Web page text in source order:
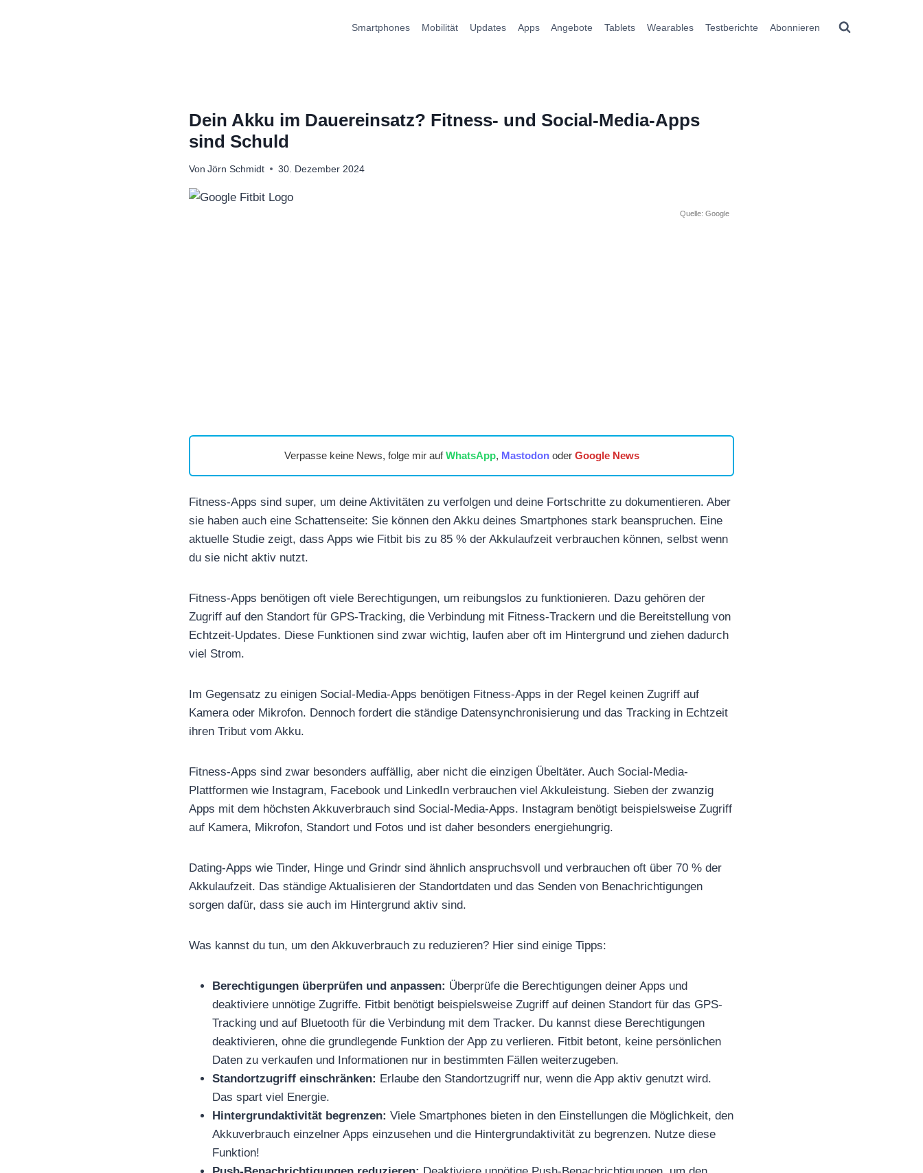
Smartphones Mobilität Updates Apps Angebote Tablets Wearables Testberichte Abonnieren
Dein Akku im Dauereinsatz? Fitness- und Social-Media-Apps
sind Schuld
Von Jörn Schmidt 30. Dezember 2024
Quelle: Google
Verpasse keine News, folge mir aufWhatsApp, Mastodonoder Google News
Fitness-Apps sind super, um deine Aktivitäten zu verfolgen und deine Fortschritte zu dokumentieren. Aber
sie haben auch eine Schattenseite: Sie können den Akku deines Smartphones stark beanspruchen. Eine
aktuelle Studie zeigt, dass Apps wie Fitbit bis zu 85 % der Akkulaufzeit verbrauchen können, selbst wenn
du sie nicht aktiv nutzt.
Fitness-Apps benötigen oft viele Berechtigungen, um reibungslos zu funktionieren. Dazu gehören der
Zugriff auf den Standort für GPS-Tracking, die Verbindung mit Fitness-Trackern und die Bereitstellung von
Echtzeit-Updates. Diese Funktionen sind zwar wichtig, laufen aber oft im Hintergrund und ziehen dadurch
viel Strom.
Im Gegensatz zu einigen Social-Media-Apps benötigen Fitness-Apps in der Regel keinen Zugriff auf
Kamera oder Mikrofon. Dennoch fordert die ständige Datensynchronisierung und das Tracking in Echtzeit
ihren Tribut vom Akku.
Fitness-Apps sind zwar besonders auffällig, aber nicht die einzigen Übeltäter. Auch Social-Media-
Plattformen wie Instagram, Facebook und LinkedIn verbrauchen viel Akkuleistung. Sieben der zwanzig
Apps mit dem höchsten Akkuverbrauch sind Social-Media-Apps. Instagram benötigt beispielsweise Zugriff
auf Kamera, Mikrofon, Standort und Fotos und ist daher besonders energiehungrig.
Dating-Apps wie Tinder, Hinge und Grindr sind ähnlich anspruchsvoll und verbrauchen oft über 70 % der
Akkulaufzeit. Das ständige Aktualisieren der Standortdaten und das Senden von Benachrichtigungen
sorgen dafür, dass sie auch im Hintergrund aktiv sind.
Was kannst du tun, um den Akkuverbrauch zu reduzieren? Hier sind einige Tipps:
Berechtigungen überprüfen und anpassen: Überprüfe die Berechtigungen deiner Apps und
deaktiviere unnötige Zugriffe. Fitbit benötigt beispielsweise Zugriff auf deinen Standort für das GPS-
Tracking und auf Bluetooth für die Verbindung mit dem Tracker. Du kannst diese Berechtigungen
deaktivieren, ohne die grundlegende Funktion der App zu verlieren. Fitbit betont, keine persönlichen
Daten zu verkaufen und Informationen nur in bestimmten Fällen weiterzugeben.
Standortzugriff einschränken: Erlaube den Standortzugriff nur, wenn die App aktiv genutzt wird.
Das spart viel Energie.
Hintergrundaktivität begrenzen: Viele Smartphones bieten in den Einstellungen die Möglichkeit, den
Akkuverbrauch einzelner Apps einzusehen und die Hintergrundaktivität zu begrenzen. Nutze diese
Funktion!